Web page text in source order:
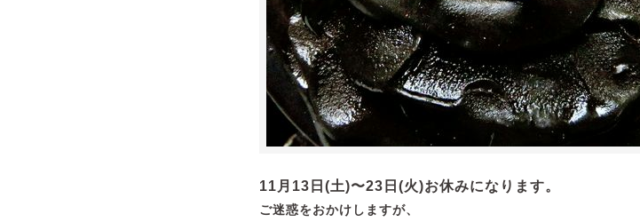
11月13日(土)〜23日(火)お休みになります。
ご迷惑をおかけしますが、